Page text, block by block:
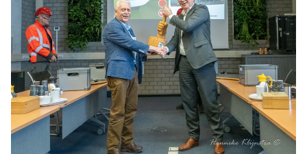
Nieuws
Ontdek Omrin
Over Omrin
Hier werken we aan
Ecopark De Wierde
Reststoffen Energie Centrale
Projecten